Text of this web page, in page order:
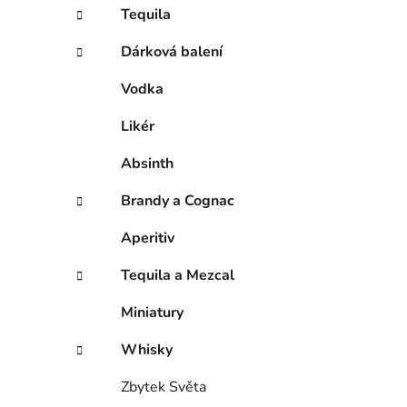
p
a
Tequila
Dárková balení
Vodka
Likér
Absinth
Brandy a Cognac
Aperitiv
Tequila a Mezcal
Miniatury
Whisky
Zbytek Světa